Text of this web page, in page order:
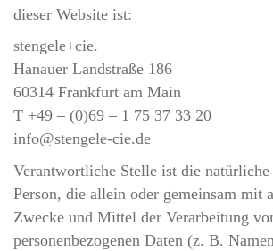
dieser Website ist:
stengele+cie.
Hanauer Landstraße 186
60314 Frankfurt am Main
T +49 – (0)69 – 1 75 37 33 20
info@stengele-cie.de
Verantwortliche Stelle ist die
Person, die allein oder gemeinsam mit
Zwecke und Mittel der Verarbeitung
personenbezogenen Daten (z. B.